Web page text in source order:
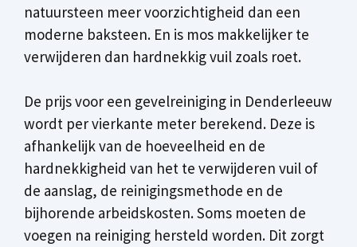
natuursteen meer voorzichtigheid dan een
moderne baksteen. En is mos makkelijker te
verwijderen dan hardnekkig vuil zoals roet.
De prijs voor een gevelreiniging in Denderleeuw
wordt per vierkante meter berekend. Deze is
afhankelijk van de hoeveelheid en de
hardnekkigheid van het te verwijderen vuil of
de aanslag, de reinigingsmethode en de
bijhorende arbeidskosten. Soms moeten de
voegen na reiniging hersteld worden. Dit zorgt